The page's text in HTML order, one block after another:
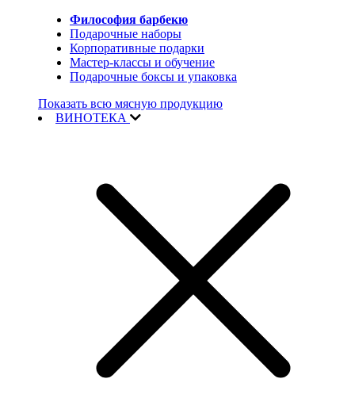
Философия барбекю
Подарочные наборы
Корпоративные подарки
Мастер-классы и обучение
Подарочные боксы и упаковка
Показать всю мясную продукцию
ВИНОТЕКА